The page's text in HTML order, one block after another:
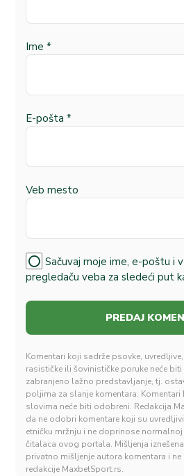
Ime *
E-pošta *
Veb mesto
Sačuvaj moje ime, e-poštu i
pregledaču veba za sledeći put
Komentari koji sadrže psovke,
rasističke ili šovinističke poruke neće
zabranjeno lažno predstavljanje, tj.
poljima za slanje komentara.
slovima neće biti odobreni. Redakcija
da ne odobri komentare koji su
etničku mržnju i ne doprinose
čitalaca ovog portala. Mišljenja
privatno mišljenje autora komentara i
redakcije MaxbetSport.rs.